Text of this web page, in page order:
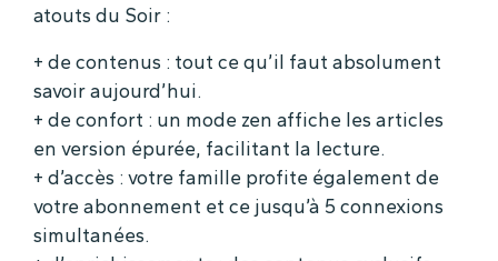
atouts du Soir :
+ de contenus : tout ce qu’il faut absolument
savoir aujourd’hui.
+ de confort : un mode zen affiche les articles
en version épurée, facilitant la lecture.
+ d’accès : votre famille profite également de
votre abonnement et ce jusqu’à 5 connexions
simultanées.